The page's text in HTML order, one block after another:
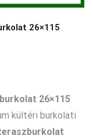
26×115
26×115
kültéri burkolati